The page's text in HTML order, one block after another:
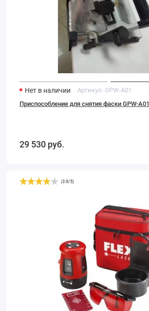
Нет в наличии Артикул: GPW-A01
Приспособление для снятия фаски GPW-A01
29 530 руб.
Cамонивелирующий
(3.9/5)